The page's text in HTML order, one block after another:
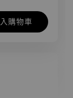
購物車